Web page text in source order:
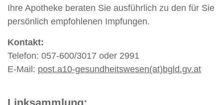
Ihre Apotheke beraten Sie ausführlich zu den für Sie
persönlich empfohlenen Impfungen.
Kontakt:
Telefon: 057-600/3017 oder 2991
E-Mail: post.a10-gesundheitswesen(at)bgld.gv.at